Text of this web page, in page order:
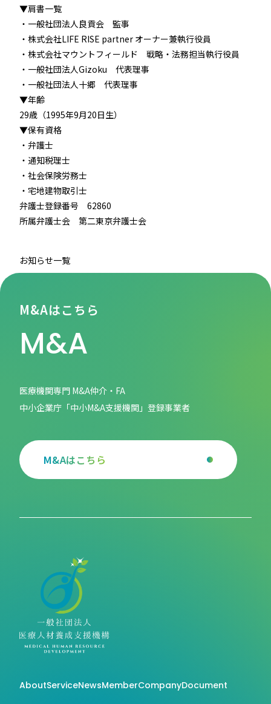
▼肩書一覧
・一般社団法人良貢会 監事
・株式会社LIFE RISE partner オーナー兼執行役員
・株式会社マウントフィールド 戦略・法務担当執行役員
・一般社団法人Gizoku 代表理事
・一般社団法人十郷 代表理事
▼年齢
29歳（1995年9月20日生）
▼保有資格
・弁護士
・通知税理士
・社会保険労務士
・宅地建物取引士
弁護士登録番号 62860
所属弁護士会 第二東京弁護士会
お知らせ一覧
M&Aはこちら
M&A
医療機関専門 M&A仲介・FA
中小企業庁「中小M&A支援機関」登録事業者
M&Aはこちら
AboutServiceNewsMemberCompanyDocument
メンバー紹介
Member
会社概要
Company
サービス資料
Document
お問い合わせ
Contact
Enroll
M&Aはこちら